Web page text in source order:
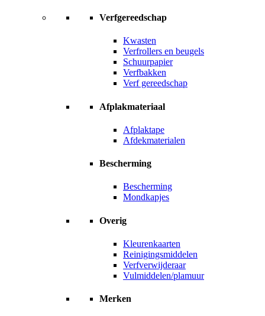
Verfgereedschap
Kwasten
Verfrollers en beugels
Schuurpapier
Verfbakken
Verf gereedschap
Afplakmateriaal
Afplaktape
Afdekmaterialen
Bescherming
Bescherming
Mondkapjes
Overig
Kleurenkaarten
Reinigingsmiddelen
Verfverwijderaar
Vulmiddelen/plamuur
Merken